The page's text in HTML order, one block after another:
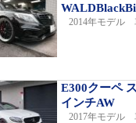
2014年モデル
E300クーペ
インチAW
2017年モデル